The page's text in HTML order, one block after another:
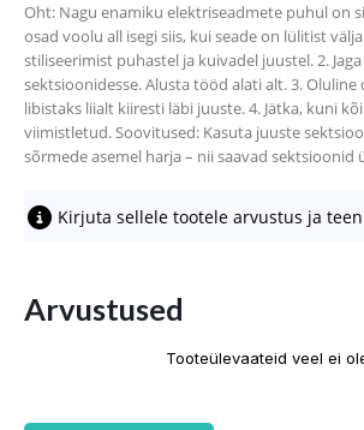
Oht: Nagu enamiku elektriseadmete puhul on
osad voolu all isegi siis, kui seade on lülitist
stiliseerimist puhastel ja kuivadel juustel. 2.
sektsioonidesse. Alusta tööd alati alt. 3. Oluline
libistaks liialt kiiresti läbi juuste. 4. Jätka, kuni
viimistletud. Soovitused: Kasuta juuste
sõrmede asemel harja – nii saavad sektsioonid
Kirjuta sellele tootele arvustus ja
Arvustused
Tooteülevaateid veel ei